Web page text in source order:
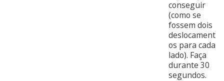
conseguir
(como se
fossem dois
deslocament
os para cada
lado). Faça
durante 30
segundos.